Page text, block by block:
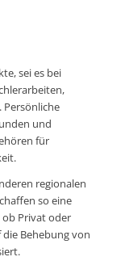
sei es bei
und
für
regionalen
so eine
Privat oder
Behebung von